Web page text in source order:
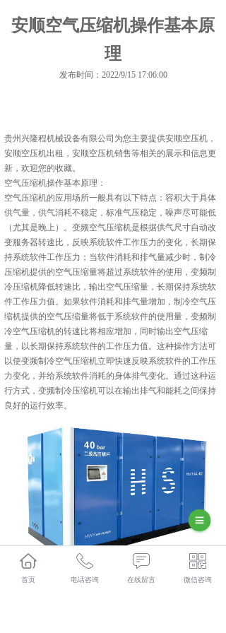
安顺空气压缩机操作基本原
理
发布时间：2022/9/15 17:06:00
贵州兴隆程机械设备有限公司为您主要提供安顺空压机 ，
安顺空压机出租，安顺空压机销售等相关的展示和信息更
新，欢迎您的收藏。
空气压缩机操作基本原理：
空气压缩机的应用场所一般具有以下特点：容积大于具体
供气量，供气消耗不稳定，标准气压稳定，噪声尽可能低
（尤其是晚上）。变频空气压缩机是根据供气尺寸自动改
变服务器转速比，反映系统软件工作压力的变化，长期保
持系统软件工作压力；当软件消耗和排气量减少时，制冷
压缩机提供的空气压缩量将超过系统软件的使用，变频制
冷压缩机降低转速比，输出空气压缩量，长期保持系统软
件工作压力值。如果软件消耗和排气量增加，制冷空气压
缩机提供的空气压缩量将低于系统软件的使用量，变频制
冷空气压缩机的转速比将相应增加，同时输出空气压缩
量，以长期保持系统软件的工作压力值。这种操作方法可
以使变频制冷空气压缩机立即快速反映系统软件的工作压
力变化，并给系统软件消耗的身体排气变化。通过这种运
行方式，变频制冷压缩机可以在输出排气和能耗之间保持
良好的运行效率。
首页 电话咨询 在线留言 微信咨询